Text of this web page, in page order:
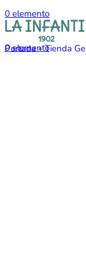
0 elemento
0elemento
Portada»Tienda